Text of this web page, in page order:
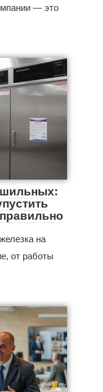
— это
на
от работы